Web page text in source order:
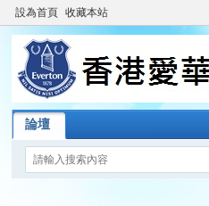
設為首頁 收藏本站
論壇